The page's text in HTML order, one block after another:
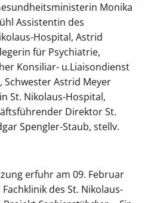
Monika
Assistentin des
Hospital, Astrid
für Psychiatrie,
Konsiliar- u.Liaisondienst
Schwester Astrid Meyer
St. Nikolaus-Hospital,
Direktor St.
Spengler-Staub, stellv.
erfuhr am 09. Februar
des St. Nikolaus-